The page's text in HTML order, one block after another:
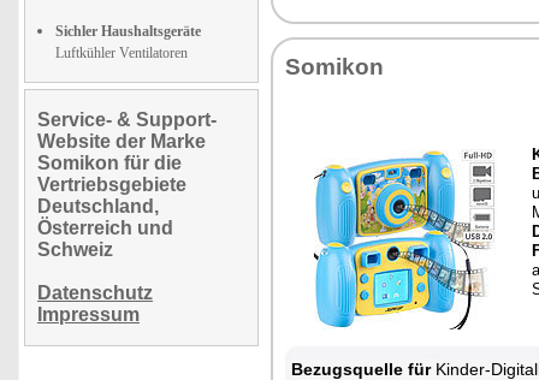
Sichler Haushaltsgeräte
Luftkühler Ventilatoren
Service- & Support-
Website der Marke
Somikon für die
Vertriebsgebiete
Deutschland,
Österreich und
Schweiz
Datenschutz
Impressum
Somikon
Bezugsquelle fürKinder-